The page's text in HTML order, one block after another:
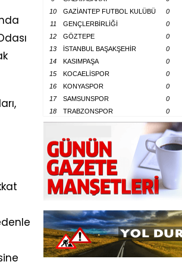
10
GAZİANTEP FUTBOL KULÜBÜ 0
11
GENÇLERBİRLİĞİ 0
12
GÖZTEPE 0
13
İSTANBUL BAŞAKŞEHİR 0
14
KASIMPAŞA 0
15
KOCAELİSPOR 0
16
KONYASPOR 0
17
SAMSUNSPOR 0
18
TRABZONSPOR 0